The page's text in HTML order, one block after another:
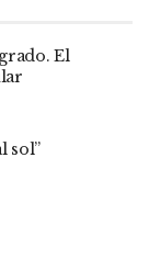
El
sol”